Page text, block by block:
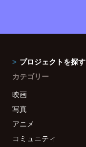
プロジェクトを探す
カテゴリー
映画
写真
アニメ
コミュニティ